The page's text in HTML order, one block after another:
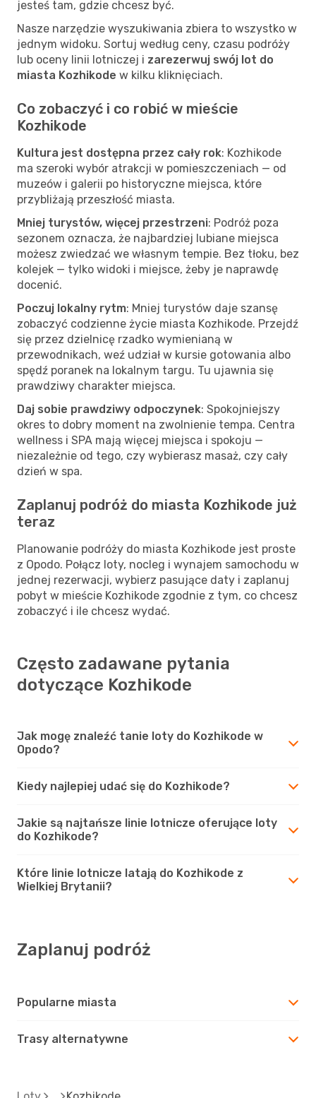
jesteś tam, gdzie chcesz być.
Nasze narzędzie wyszukiwania zbiera to wszystko w
jednym widoku. Sortuj według ceny, czasu podróży
lub oceny linii lotniczej i zarezerwuj swój lot do
miasta Kozhikode w kilku kliknięciach.
Co zobaczyć i co robić w mieście
Kozhikode
Kultura jest dostępna przez cały rok: Kozhikode
ma szeroki wybór atrakcji w pomieszczeniach — od
muzeów i galerii po historyczne miejsca, które
przybliżają przeszłość miasta.
Mniej turystów, więcej przestrzeni: Podróż poza
sezonem oznacza, że najbardziej lubiane miejsca
możesz zwiedzać we własnym tempie. Bez tłoku, bez
kolejek — tylko widoki i miejsce, żeby je naprawdę
docenić.
Poczuj lokalny rytm: Mniej turystów daje szansę
zobaczyć codzienne życie miasta Kozhikode. Przejdź
się przez dzielnicę rzadko wymienianą w
przewodnikach, weź udział w kursie gotowania albo
spędź poranek na lokalnym targu. Tu ujawnia się
prawdziwy charakter miejsca.
Daj sobie prawdziwy odpoczynek: Spokojniejszy
okres to dobry moment na zwolnienie tempa. Centra
wellness i SPA mają więcej miejsca i spokoju —
niezależnie od tego, czy wybierasz masaż, czy cały
dzień w spa.
Zaplanuj podróż do miasta Kozhikode już
teraz
Planowanie podróży do miasta Kozhikode jest proste
z Opodo. Połącz loty, nocleg i wynajem samochodu w
jednej rezerwacji, wybierz pasujące daty i zaplanuj
pobyt w mieście Kozhikode zgodnie z tym, co chcesz
zobaczyć i ile chcesz wydać.
Często zadawane pytania
dotyczące Kozhikode
Jak mogę znaleźć tanie loty do Kozhikode w
Opodo?
Kiedy najlepiej udać się do Kozhikode?
Jakie są najtańsze linie lotnicze oferujące loty
do Kozhikode?
Które linie lotnicze latają do Kozhikode z
Wielkiej Brytanii?
Zaplanuj podróż
Popularne miasta
Trasy alternatywne